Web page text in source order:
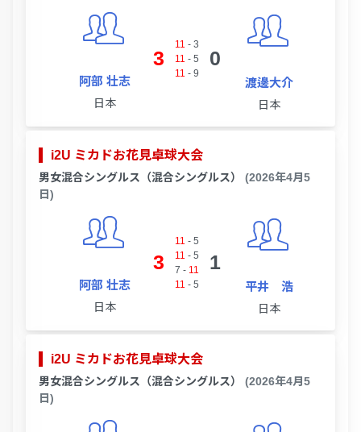
阿部 壮志
日本
3
11 - 3
11 - 5
11 - 9
0
渡邊大介
日本
i2U ミカドお花見卓球大会
男女混合シングルス（混合シングルス）
(2026年4月5
日)
阿部 壮志
日本
3
11 - 5
11 - 5
7 - 11
11 - 5
1
平井 浩
日本
i2U ミカドお花見卓球大会
男女混合シングルス（混合シングルス）
(2026年4月5
日)